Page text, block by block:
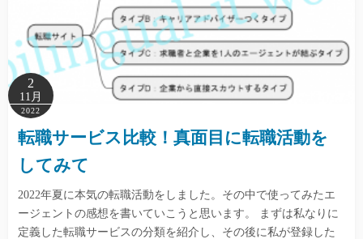
2
11月
2022
転職サービス比較！真面目に転職活動を
してみて
2022年夏に本気の転職活動をしました。その中で使ってみたエ
ージェントの感想を書いていこうと思います。 まずは私なりに
定義した転職サービスの分類を紹介し、その後に私が登録した